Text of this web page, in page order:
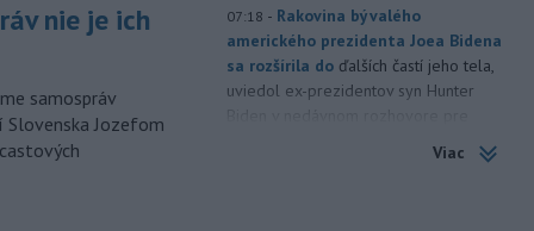
nie je ich
samospráv
Slovenska Jozefom
07:18 - Rakovina bývalého
amerického prezidenta Joea Bidena
sa rozšírila do ďalších častí jeho tela,
uviedol ex-prezidentov syn Hunter
Viac